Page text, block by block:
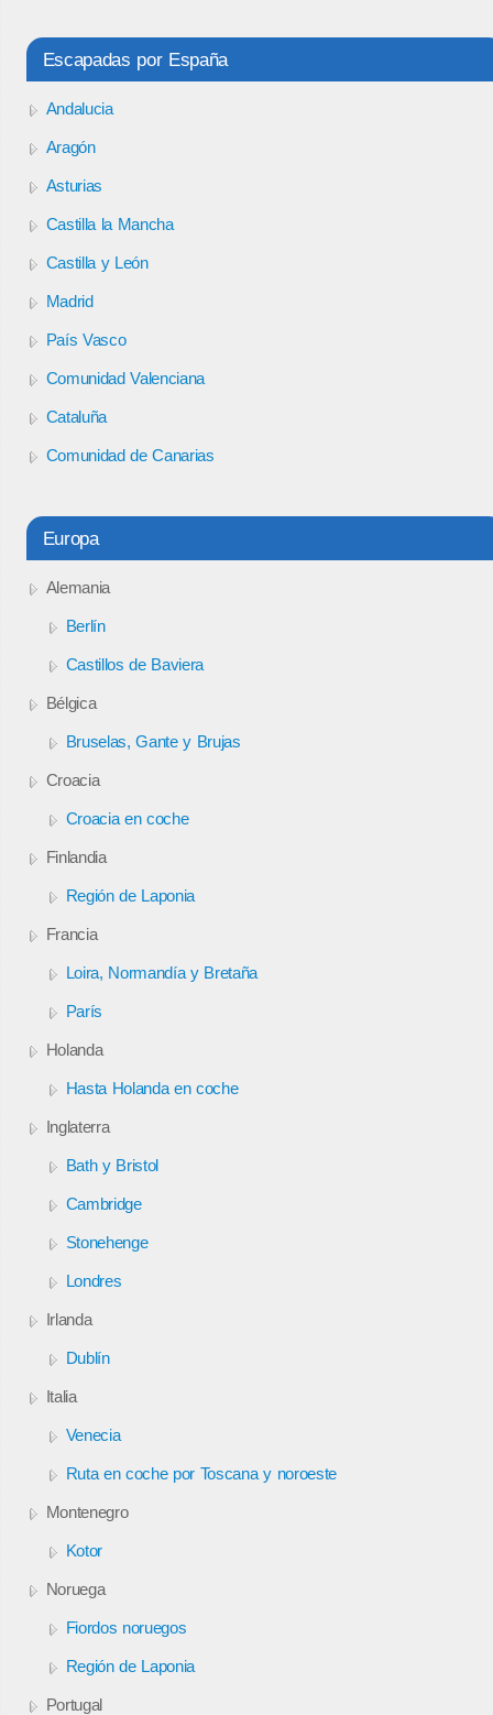
Escapadas por España
Andalucia
Aragón
Asturias
Castilla la Mancha
Castilla y León
Madrid
País Vasco
Comunidad Valenciana
Cataluña
Comunidad de Canarias
Europa
Alemania
Berlín
Castillos de Baviera
Bélgica
Bruselas, Gante y Brujas
Croacia
Croacia en coche
Finlandia
Región de Laponia
Francia
Loira, Normandía y Bretaña
París
Holanda
Hasta Holanda en coche
Inglaterra
Bath y Bristol
Cambridge
Stonehenge
Londres
Irlanda
Dublín
Italia
Venecia
Ruta en coche por Toscana y noroeste
Montenegro
Kotor
Noruega
Fiordos noruegos
Región de Laponia
Portugal